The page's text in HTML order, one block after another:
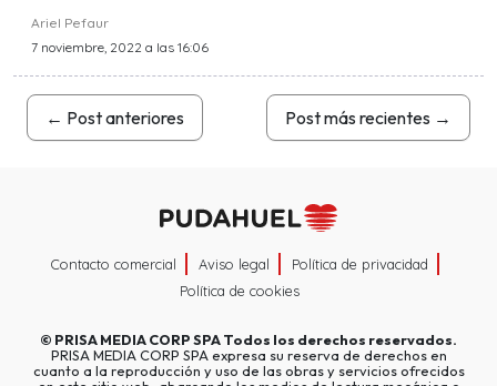
Ariel Pefaur
7 noviembre, 2022 a las 16:06
← Post anteriores Post más recientes →
Contacto comercial Aviso legal
Política de privacidad
Política de cookies
© PRISA MEDIA CORP SPATodos los derechos reservados.
PRISA MEDIA CORP SPA expresa su reserva de derechos en
cuanto a la reproducción y uso de las obras y servicios ofrecidos